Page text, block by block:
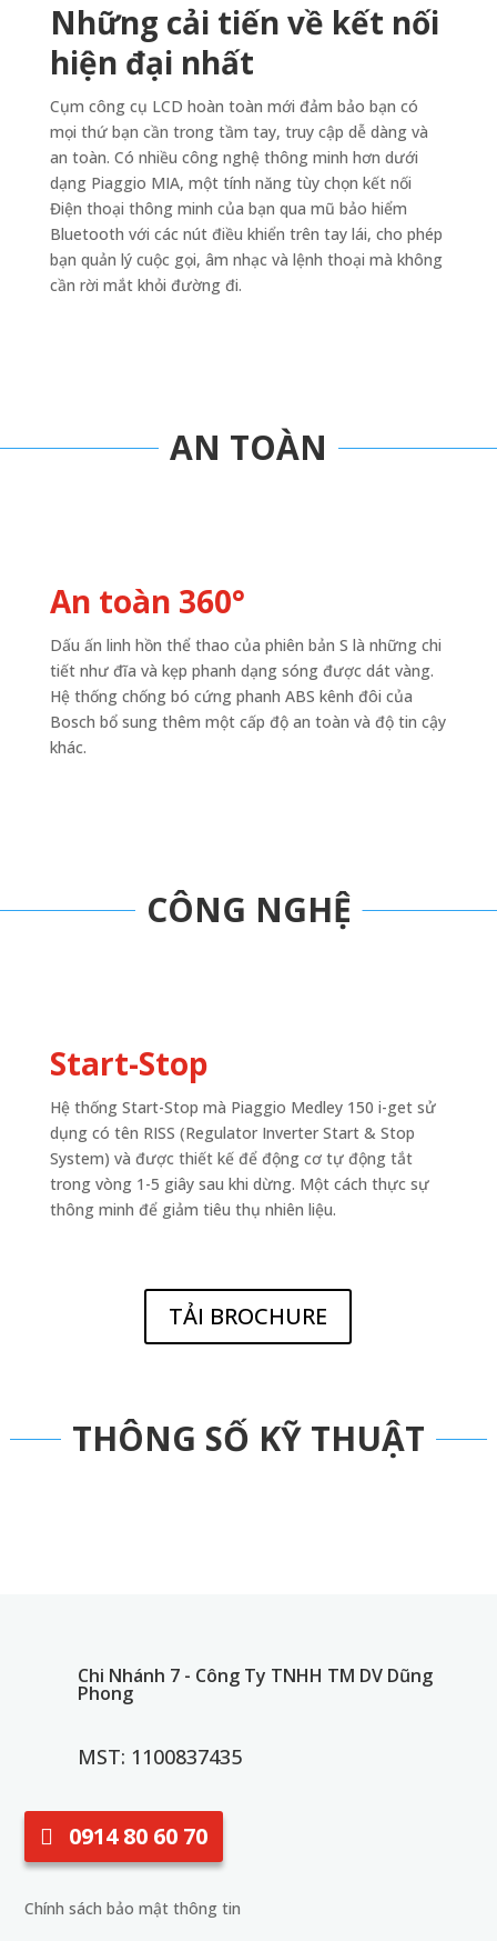
Những cải tiến về kết nối
hiện đại nhất
Cụm công cụ LCD hoàn toàn mới đảm bảo bạn có
mọi thứ bạn cần trong tầm tay, truy cập dễ dàng và
an toàn. Có nhiều công nghệ thông minh hơn dưới
dạng Piaggio MIA, một tính năng tùy chọn kết nối
Điện thoại thông minh của bạn qua mũ bảo hiểm
Bluetooth với các nút điều khiển trên tay lái, cho phép
bạn quản lý cuộc gọi, âm nhạc và lệnh thoại mà không
cần rời mắt khỏi đường đi.
AN TOÀN
An toàn 360°
Dấu ấn linh hồn thể thao của phiên bản S là những chi
tiết như đĩa và kẹp phanh dạng sóng được dát vàng.
Hệ thống chống bó cứng phanh ABS kênh đôi của
Bosch bổ sung thêm một cấp độ an toàn và độ tin cậy
khác.
CÔNG NGHỆ
Start-Stop
Hệ thống Start-Stop mà Piaggio Medley 150 i-get sử
dụng có tên RISS (Regulator Inverter Start & Stop
System) và được thiết kế để động cơ tự động tắt
trong vòng 1-5 giây sau khi dừng. Một cách thực sự
thông minh để giảm tiêu thụ nhiên liệu.
TẢI BROCHURE
THÔNG SỐ KỸ THUẬT
Chi Nhánh 7 - Công Ty TNHH TM DV Dũng
Phong
MST: 1100837435
0914 80 60 70
Chính sách bảo mật thông tin